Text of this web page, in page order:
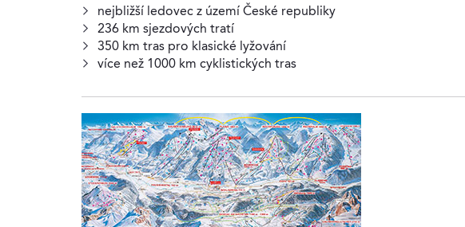
nejbližší ledovec z území České republiky
236 km sjezdových tratí
350 km tras pro klasické lyžování
více než 1000 km cyklistických tras